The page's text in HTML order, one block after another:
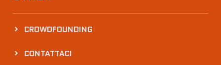
CROWDFOUNDING
CONTATTACI